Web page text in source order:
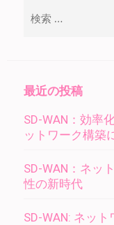
最近の投稿
SD-WAN：効率
ットワーク構築
SD-WAN：ネッ
性の新時代
SD-WAN: ネッ